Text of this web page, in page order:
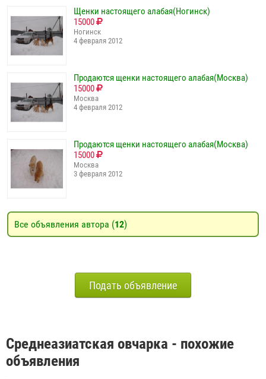
Щенки настоящего алабая(Ногинск)
15000
Ногинск
4 февраля 2012
Продаются щенки настоящего алабая(Москва)
15000
Москва
4 февраля 2012
Продаются щенки настоящего алабая(Москва)
15000
Москва
3 февраля 2012
Все объявления автора (12)
Подать объявление
Среднеазиатская овчарка - похожие
объявления